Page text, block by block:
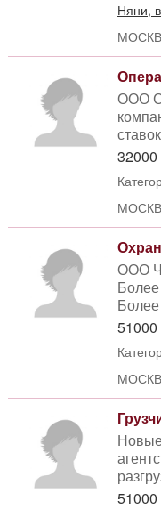
Няни,
ООО
32000
ООО
Более
51000
51000